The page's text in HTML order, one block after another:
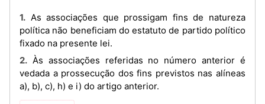
1. As associações que prossigam fins de natureza
política não beneficiam do estatuto de partido político
fixado na presente lei.
2. Às associações referidas no número anterior é
vedada a prossecução dos fins previstos nas alíneas
a), b), c), h) e i) do artigo anterior.